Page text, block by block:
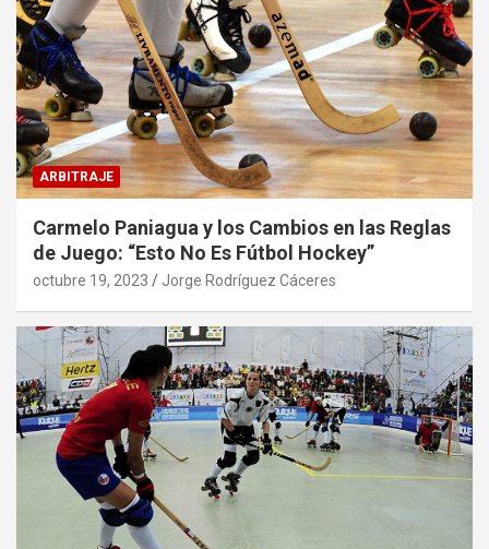
ARBITRAJE
Carmelo Paniagua y los Cambios en las Reglas
de Juego: “Esto No Es Fútbol Hockey”
octubre 19, 2023 Jorge Rodríguez Cáceres